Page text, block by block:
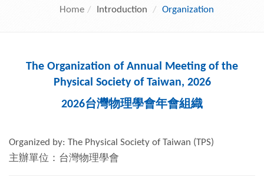
Home Introduction Organization
The Organization of Annual Meeting of the
Physical Society of Taiwan, 2026
2026台灣物理學會年會組織
Organized by: The Physical Society of Taiwan (TPS)
主辦單位：台灣物理學會